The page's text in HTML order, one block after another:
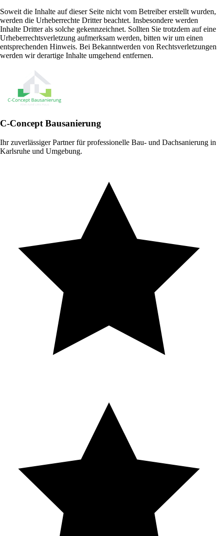
Soweit die Inhalte auf dieser Seite nicht vom Betreiber erstellt wurden,
werden die Urheberrechte Dritter beachtet. Insbesondere werden
Inhalte Dritter als solche gekennzeichnet. Sollten Sie trotzdem auf eine
Urheberrechtsverletzung aufmerksam werden, bitten wir um einen
entsprechenden Hinweis. Bei Bekanntwerden von Rechtsverletzungen
werden wir derartige Inhalte umgehend entfernen.
C-Concept Bausanierung
Ihr zuverlässiger Partner für professionelle Bau- und Dachsanierung in
Karlsruhe und Umgebung.